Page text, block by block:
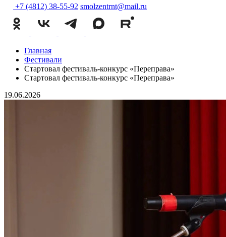
+7 (4812) 38-55-92 smolzentrnt@mail.ru
Главная
Фестивали
Стартовал фестиваль-конкурс «Переправа»
Стартовал фестиваль-конкурс «Переправа»
19.06.2026